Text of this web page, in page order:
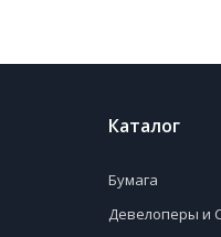
Каталог
Бумага
Девелоперы и